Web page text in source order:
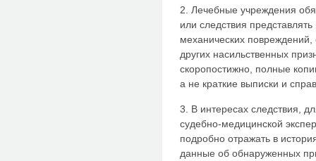
2. Лечебные учреждения
или следствия
механических
других насильственных
скоропостижно, полные
а не краткие выписки и
3. В интересах следствия,
судебно-медицинской
подробно отражать в
данные об обнаруженных